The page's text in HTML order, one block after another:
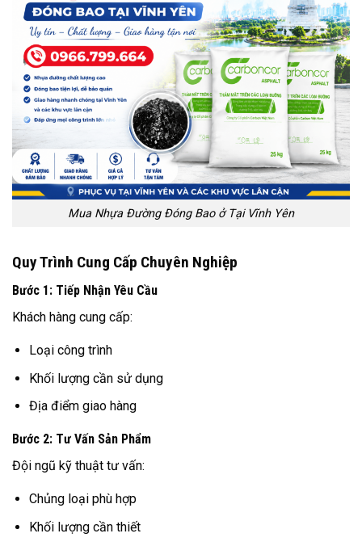
Mua Nhựa Đường Đóng Bao ở Tại Vĩnh Yên
Quy Trình Cung Cấp Chuyên Nghiệp
Bước 1: Tiếp Nhận Yêu Cầu
Khách hàng cung cấp:
Loại công trình
Khối lượng cần sử dụng
Địa điểm giao hàng
Bước 2: Tư Vấn Sản Phẩm
Đội ngũ kỹ thuật tư vấn:
Chủng loại phù hợp
Khối lượng cần thiết